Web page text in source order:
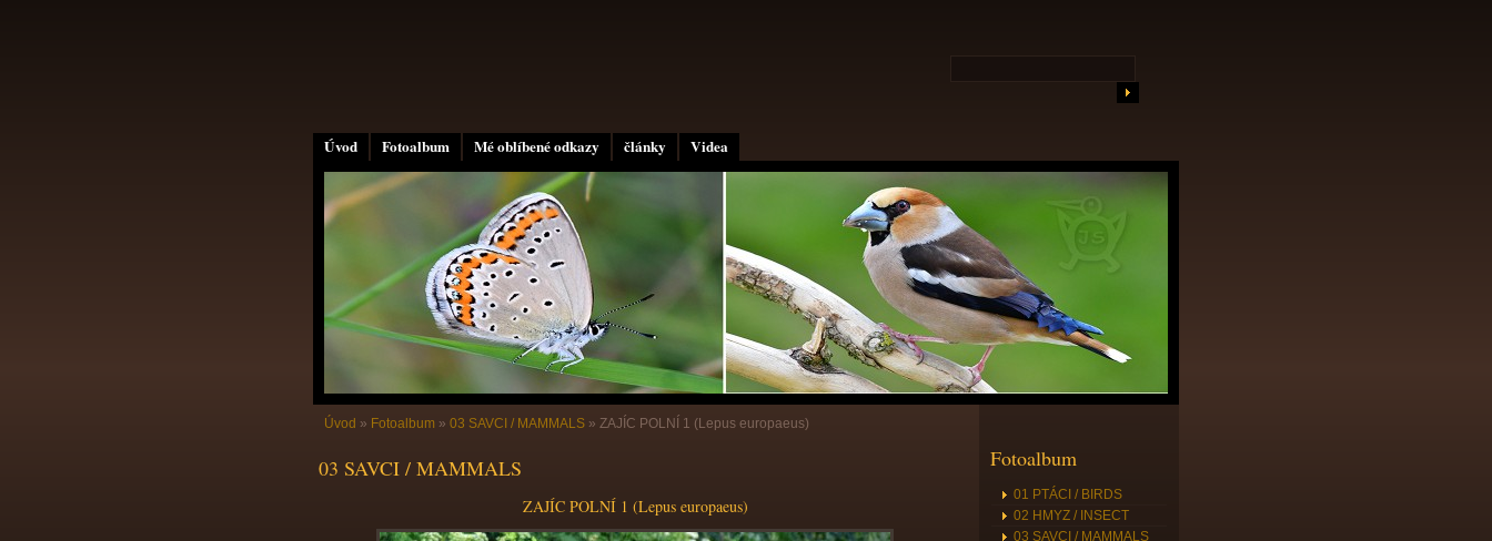
Úvod Fotoalbum Mé oblíbené odkazy články Videa
Úvod » Fotoalbum » 03 SAVCI / MAMMALS » ZAJÍC POLNÍ 1 (Lepus europaeus)
03 SAVCI / MAMMALS
ZAJÍC POLNÍ 1 (Lepus europaeus)
Fotoalbum
01 PTÁCI / BIRDS
02 HMYZ / INSECT
03 SAVCI / MAMMALS